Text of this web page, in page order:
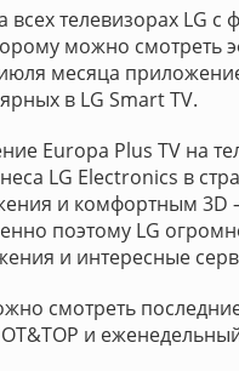
телевизорах LG с
можно смотреть
месяца
в LG Smart TV.
Europa Plus TV на
LG Electronics в
и комфортным
поэтому LG
и интересные
смотреть
и